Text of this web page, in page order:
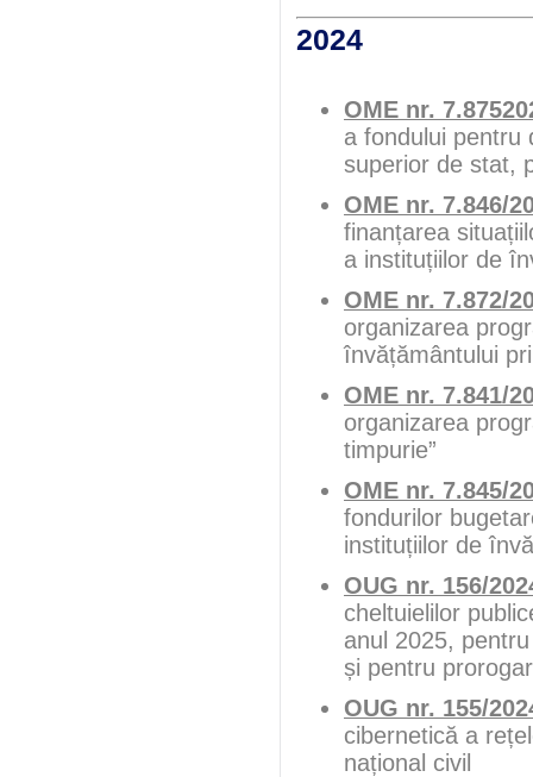
2024
OME nr.
a fondului pentru
superior de stat,
OME nr. 7.846/
finanțarea
a instituțiilor de
OME nr. 7.872/
organizarea
învățământului
OME nr. 7.841/
organizarea
timpurie”
OME nr. 7.845/
fondurilor
instituțiilor de
OUG nr. 156/
cheltuielilor
anul 2025,
și pentru
OUG nr. 155/
cibernetică a
național civil